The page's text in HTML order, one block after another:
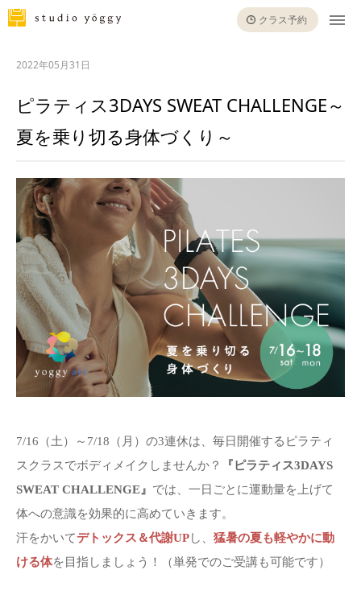
クラス予約
2022年05月31日
ピラティス3DAYS SWEAT CHALLENGE～
夏を乗り切る身体づくり～
7/16（土）～7/18（月）の3連休は、毎日開催するピラティ
スクラスでボディメイクしませんか？
『ピラティス3DAYS
SWEAT CHALLENGE』 では、一日ごとに運動量を上げて
体への意識を効果的に高めていきます。
汗をかいてデトックス＆代謝UPし、 猛暑の夏も軽やかに動
ける体を目指しましょう！（単発でのご受講も可能です）